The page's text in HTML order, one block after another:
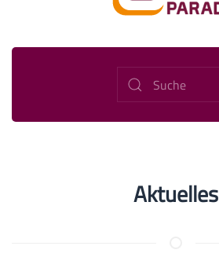
Aktuelles